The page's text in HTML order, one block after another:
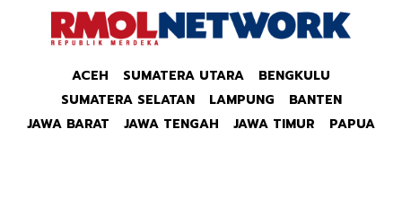
ACEH SUMATERA UTARA
BENGKULU
SUMATERA SELATAN
LAMPUNG
BANTEN
JAWA BARAT
JAWA TENGAH JAWA TIMUR PAPUA